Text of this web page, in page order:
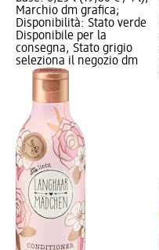
Marchio dm grafica;
Disponibilità: Stato verde
Disponibile per la
consegna, Stato grigio
seleziona il negozio dm